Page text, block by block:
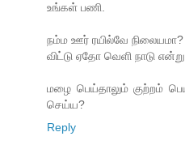
உங்கள் பணி.
நம்ம ஊர் ரயில்வே
விட்டு ஏதோ வெளி நாடு
மழை பெய்தாலும் குற்றம்
செய்ய?
Reply